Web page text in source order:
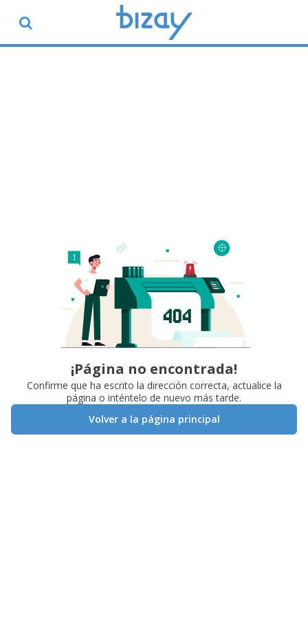
¡Página no encontrada!
Confirme que ha escrito la dirección correcta, actualice la
página o inténtelo de nuevo más tarde.